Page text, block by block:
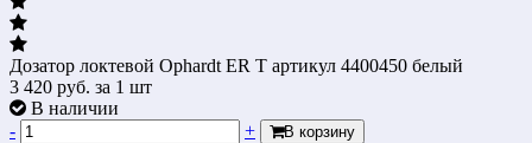
Дозатор локтевой Ophardt ER T артикул 4400450 белый
3 420 руб. за 1 шт
В наличии
-
+ В корзину